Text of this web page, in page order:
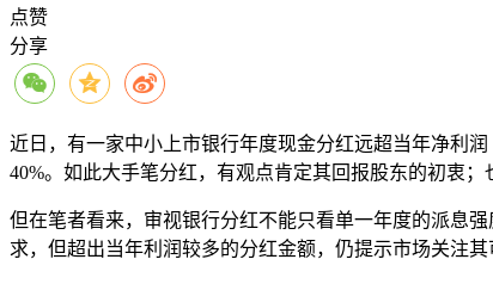
点赞
分享
近日，有一家中小上市银行年度现金分红远超当年净利
40%。如此大手笔分红，有观点肯定其回报股东的初衷
但在笔者看来，审视银行分红不能只看单一年度的派息
求，但超出当年利润较多的分红金额，仍提示市场关注